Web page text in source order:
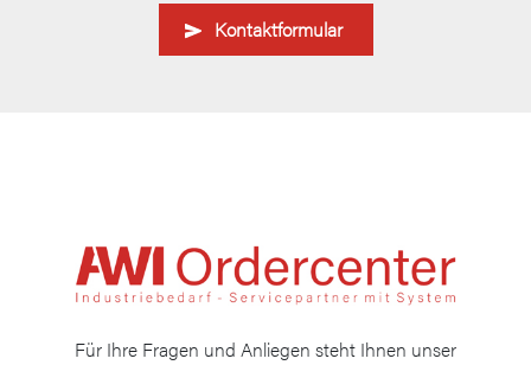
Kontaktformular
Für Ihre Fragen und Anliegen steht Ihnen unser